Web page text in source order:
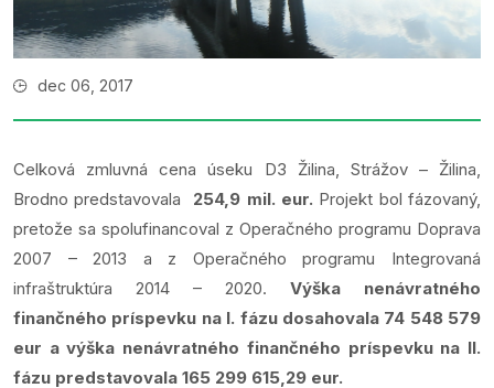
dec 06, 2017
Celková zmluvná cena úseku D3 Žilina, Strážov – Žilina,
Brodno predstavovala 254,9 mil. eur. Projekt bol fázovaný,
pretože sa spolufinancoval z Operačného programu Doprava
2007 – 2013 a z Operačného programu Integrovaná
infraštruktúra 2014 – 2020. Výška nenávratného
finančného príspevku na I. fázu dosahovala 74 548 579
eur a výška nenávratného finančného príspevku na II.
fázu predstavovala 165 299 615,29 eur.